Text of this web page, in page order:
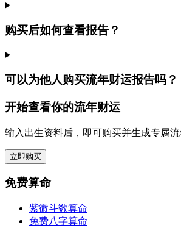
购买后如何查看报告？
可以为他人购买流年财运报告吗？
开始查看你的流年财运
输入出生资料后，即可购买并生成专属流
立即购买
免费算命
紫微斗数算命
免费八字算命